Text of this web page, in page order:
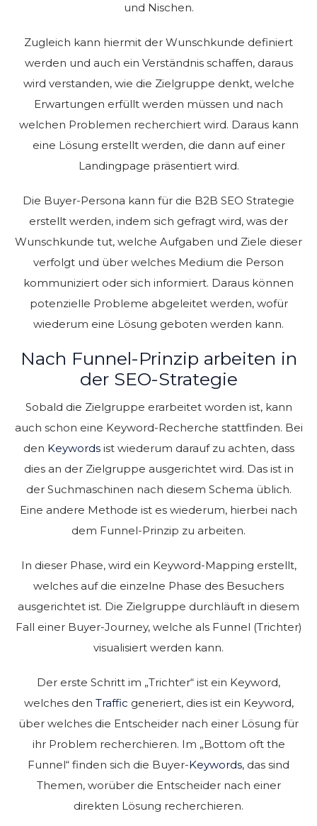
und Nischen.
Zugleich kann hiermit der Wunschkunde definiert
werden und auch ein Verständnis schaffen, daraus
wird verstanden, wie die Zielgruppe denkt, welche
Erwartungen erfüllt werden müssen und nach
welchen Problemen recherchiert wird. Daraus kann
eine Lösung erstellt werden, die dann auf einer
Landingpage präsentiert wird.
Die Buyer-Persona kann für die B2B SEO Strategie
erstellt werden, indem sich gefragt wird, was der
Wunschkunde tut, welche Aufgaben und Ziele dieser
verfolgt und über welches Medium die Person
kommuniziert oder sich informiert. Daraus können
potenzielle Probleme abgeleitet werden, wofür
wiederum eine Lösung geboten werden kann.
Nach Funnel-Prinzip arbeiten in
der SEO-Strategie
Sobald die Zielgruppe erarbeitet worden ist, kann
auch schon eine Keyword-Recherche stattfinden. Bei
den Keywordsist wiederum darauf zu achten, dass
dies an der Zielgruppe ausgerichtet wird. Das ist in
der Suchmaschinen nach diesem Schema üblich.
Eine andere Methode ist es wiederum, hierbei nach
dem Funnel-Prinzip zu arbeiten.
In dieser Phase, wird ein Keyword-Mapping erstellt,
welches auf die einzelne Phase des Besuchers
ausgerichtet ist. Die Zielgruppe durchläuft in diesem
Fall einer Buyer-Journey, welche als Funnel (Trichter)
visualisiert werden kann.
Der erste Schritt im „Trichter“ ist ein Keyword,
welches den Traffic generiert, dies ist ein Keyword,
über welches die Entscheider nach einer Lösung für
ihr Problem recherchieren. Im „Bottom oft the
Funnel“ finden sich die Buyer-Keywords, das sind
Themen, worüber die Entscheider nach einer
direkten Lösung recherchieren.